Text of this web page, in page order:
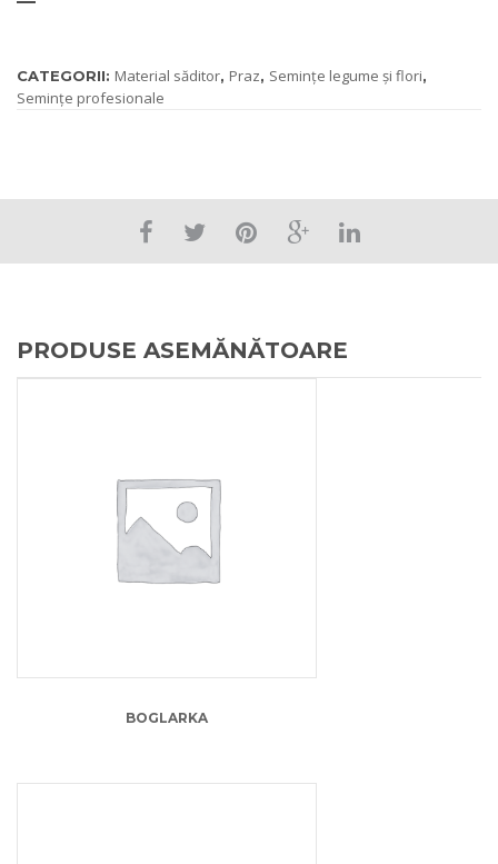
CATEGORII: Material săditor, Praz, Semințe legume și flori,
Semințe profesionale
PRODUSE ASEMĂNĂTOARE
13.00lei
BOGLARKA